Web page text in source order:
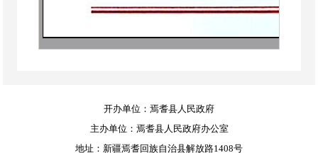
开办单位：焉耆县人民政府
主办单位：焉耆县人民政府办公室
地址：新疆焉耆回族自治县解放路1408号